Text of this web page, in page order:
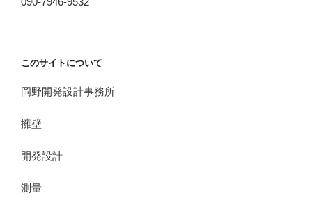
このサイトについて
岡野開発設計事務所
擁壁
開発設計
測量